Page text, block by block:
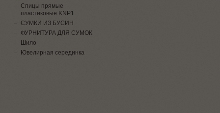
Спицы прямые
пластиковые KNP1
СУМКИ ИЗ БУСИН
ФУРНИТУРА ДЛЯ СУМОК
Шило
Ювелирная серединка